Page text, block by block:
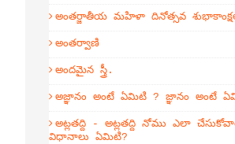
అంతర్జాతీయ మహిళా దినోత్సవ
అంతర్వాణి
అందమైన స్త్రీ.
అజ్ఞానం అంటే ఏమిటి ? జ్ఞానం అంటే
అట్లతద్ది - అట్లతద్ది నోము ఎలా
విధానాలు ఏమిటి?